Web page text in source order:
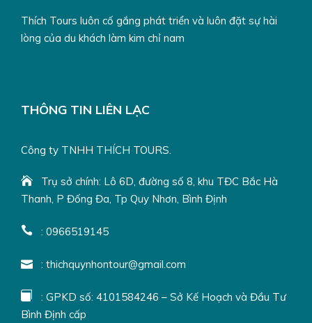
rất dễ bị ảnh hưởng bởi thời tiết nên trường hợp bất khả
kháng mong Quý khách hiểu và thông cảm.
Mì tôm xào
Tôm hấp
+ Mực tươi khi câu từ biển (sashimi, nướng, hấp…)
ĐIỂM ĐÓN KHÁCH:
Đón khách tại làng chài Nhơn Lý, gửi kèm định vị.
Thích Tours luôn cố gắng phát triển và luôn đặt sự hài
lòng của du khách làm kim chỉ nam
THÔNG TIN LIÊN LẠC
Công ty TNHH THÍCH TOURS.
Trụ sở chính: Lô 6D, đường số 8, khu TĐC Bắc Hà
Thanh, P Đống Đa, Tp Quy Nhơn, Bình Định
: 0966519145
: thichquynhontour@gmail.com
: GPKD số: 4101584246 – Sở Kế Hoạch và Đầu Tư
Bình Định cấp